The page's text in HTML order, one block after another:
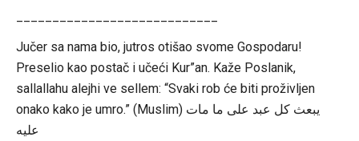
Jučer sa nama bio, jutros otišao svome Gospodaru!
Preselio kao postač i učeći Kur”an. Kaže Poslanik,
sallallahu alejhi ve sellem: “Svaki rob će biti proživljen
onako kako je umro.” (Muslim) يبعث كل عبد على ما مات
عليه